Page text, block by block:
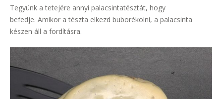
Tegyünk a tetejére annyi palacsintatésztát, hogy
befedje. Amikor a tészta elkezd buborékolni, a palacsinta
készen áll a fordításra.